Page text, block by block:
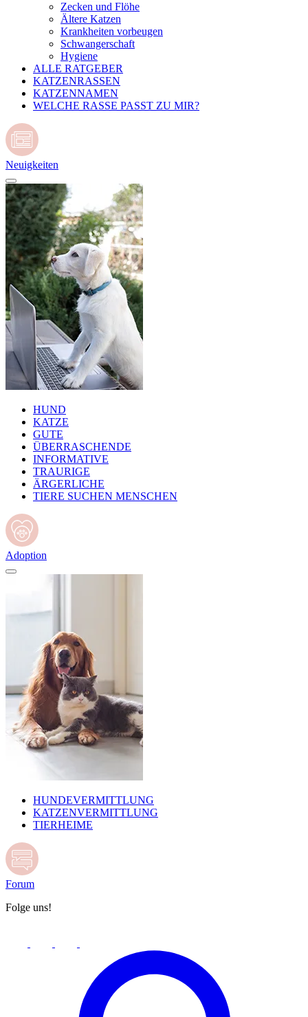
Zecken und Flöhe
Ältere Katzen
Krankheiten vorbeugen
Schwangerschaft
Hygiene
ALLE RATGEBER
KATZENRASSEN
KATZENNAMEN
WELCHE RASSE PASST ZU MIR?
Neuigkeiten
HUND
KATZE
GUTE
ÜBERRASCHENDE
INFORMATIVE
TRAURIGE
ÄRGERLICHE
TIERE SUCHEN MENSCHEN
Adoption
HUNDEVERMITTLUNG
KATZENVERMITTLUNG
TIERHEIME
Forum
Folge uns!